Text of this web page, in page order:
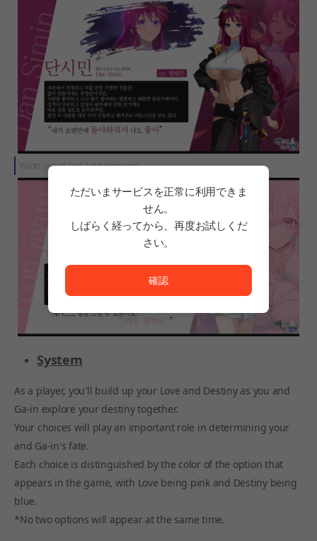
Yoon jiyun (cv. Lee Jooeun)
System
As a player, you'll build up your Love and Destiny as you and
Ga-in explore your destiny together.
Your choices will play an important role in determining your
and Ga-in's fate.
Each choice is distinguished by the color of the option that
appears in the game, with Love being pink and Destiny being
blue.
*No two options will appear at the same time.
ただいまサービスを正常に利用できま
せん。
しばらく経ってから、再度お試しくだ
さい。
確認